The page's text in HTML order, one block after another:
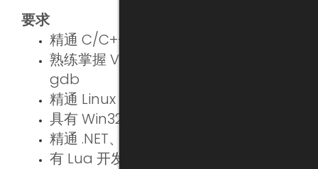
要求
精通 C/C++ 或 C#
熟练掌握 Visual Studio、CMake、
gdb
精通 Linux Posix 编程
具有 Win32 和 COM 模型方面的经验
精通 .NET、WPF、MVVM
有 Lua 开发经验者优先